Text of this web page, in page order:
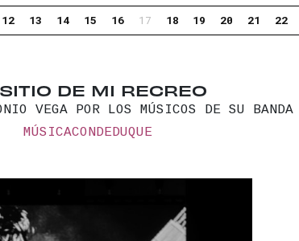
12 13 14 15 16 17 18 19 20 21 22
DE MI RECREO
VEGA POR LOS MÚSICOS DE SU BANDA
MÚSICACONDEDUQUE